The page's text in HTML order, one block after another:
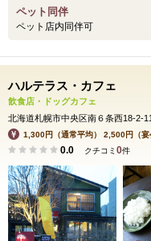
ペット同伴
ペット店内同伴可
ハルテラス・カフェ
飲食店・ドッグカフェ
北海道札幌市中央区南６条西18-2-11
1,300円（通常平均） 2,500円（宴
0.0 クチコミ 0件